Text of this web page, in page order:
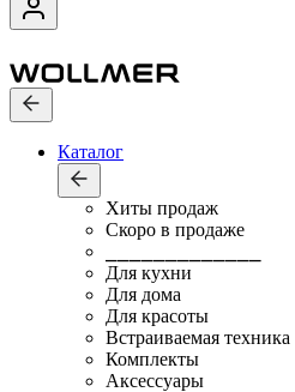
Каталог
Хиты продаж
Скоро в продаже
Для кухни
Для дома
Для красоты
Встраиваемая техника
Комплекты
Аксессуары